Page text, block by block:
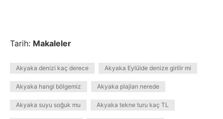
Tarih: Makaleler
Akyaka denizi kaç derece Akyaka Eylülde denize girilir mi
Akyaka hangi bölgemiz Akyaka plajları nerede
Akyaka suyu soğuk mu Akyaka tekne turu kaç TL